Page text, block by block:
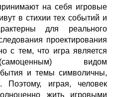
на себя игровые
в стихии тех событий и
для реального
проектирования
с тем, что игра является
видом
и темы символичны,
Поэтому, играя, человек
жить игровыми